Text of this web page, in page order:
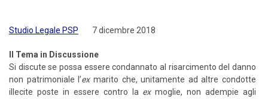
Studio Legale PSP 7 dicembre 2018
Il Tema in Discussione
Si discute se possa essere condannato al risarcimento del danno
non patrimoniale l’exmarito che, unitamente ad altre condotte
illecite poste in essere contro la exmoglie, non adempie agli